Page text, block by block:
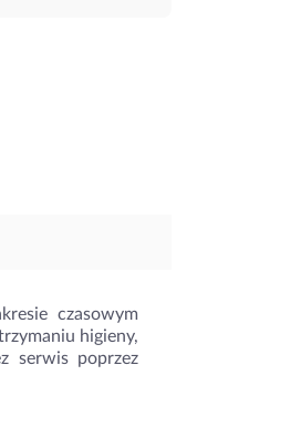
czasowym
higieny,
serwis poprzez